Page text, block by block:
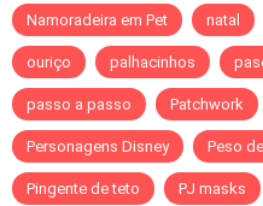
Namoradeira em Pet natal
ouriço palhacinhos
passo a passo Patchwork
Personagens Disney Peso
Pingente de teto PJ masks